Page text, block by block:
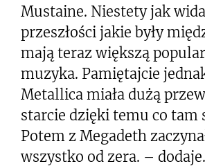
Mustaine. Niestety jak
przeszłości jakie były
mają teraz większą
muzyka. Pamiętajcie
Metallica miała dużą
starcie dzięki temu co tam
Potem z Megadeth
wszystko od zera. – dodaje.